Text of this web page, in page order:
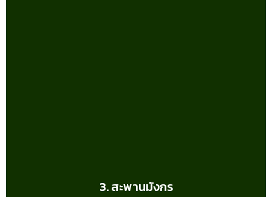
3. สะพานมังกร